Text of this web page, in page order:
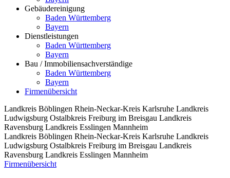
Gebäudereinigung
Baden Württemberg
Bayern
Dienstleistungen
Baden Württemberg
Bayern
Bau / Immobiliensachverständige
Baden Württemberg
Bayern
Firmenübersicht
Landkreis Böblingen Rhein-Neckar-Kreis Karlsruhe Landkreis
Ludwigsburg Ostalbkreis Freiburg im Breisgau Landkreis
Ravensburg Landkreis Esslingen Mannheim
Landkreis Böblingen Rhein-Neckar-Kreis Karlsruhe Landkreis
Ludwigsburg Ostalbkreis Freiburg im Breisgau Landkreis
Ravensburg Landkreis Esslingen Mannheim
Firmenübersicht